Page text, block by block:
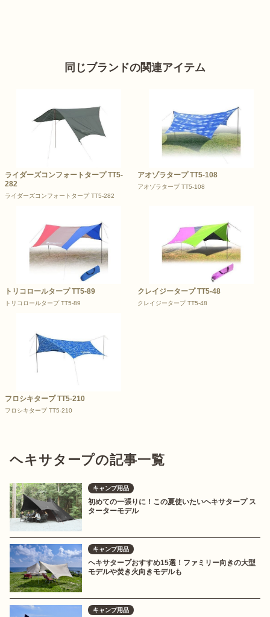
同じブランドの関連アイテム
ライダーズコンフォートタープ TT5-
282
ライダーズコンフォートタープ TT5-282
アオゾラタープ TT5-108
アオゾラタープ TT5-108
トリコロールタープ TT5-89
トリコロールタープ TT5-89
クレイジータープ TT5-48
クレイジータープ TT5-48
フロシキタープ TT5-210
フロシキタープ TT5-210
ヘキサタープの記事一覧
キャンプ用品
初めての一張りに！この夏使いたいヘキサタープ ス
ターターモデル
キャンプ用品
ヘキサタープおすすめ15選！ファミリー向きの大型
モデルや焚き火向きモデルも
キャンプ用品